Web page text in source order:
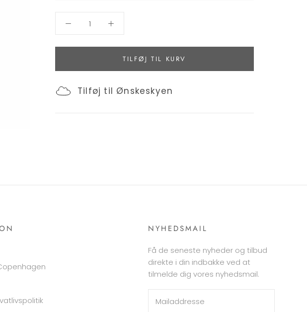
TILFØJ TIL KURV
Tilføj til Ønskeskyen
NYHEDSMAIL
Få de seneste nyheder og tilbud
direkte i din indbakke ved at
tilmelde dig vores nyhedsmail.